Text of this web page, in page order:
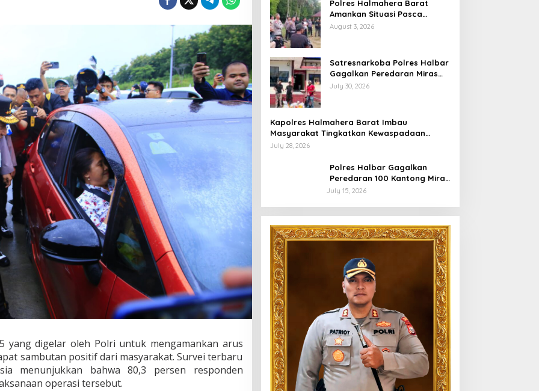
yang digelar oleh Polri untuk mengamankan arus
sambutan positif dari masyarakat. Survei terbaru
menunjukkan bahwa 80,3 persen responden
operasi tersebut.
Polres Halmahera Barat
Amankan Situasi Pasca
Tarkam Di Tiga Desa, Mediasi
August 3, 2026
Satresnarkoba Polres Halbar
Gagalkan Peredaran Miras
Cap Tikus, Sita Ratusan
July 30, 2026
Kapolres Halmahera Barat Imbau
Masyarakat Tingkatkan Kewaspadaan
Cegah Kebakaran
July 28, 2026
Polres Halbar Gagalkan
Peredaran 100 Kantong Miras
Cap Tikus, Diamankan dari
July 15, 2026